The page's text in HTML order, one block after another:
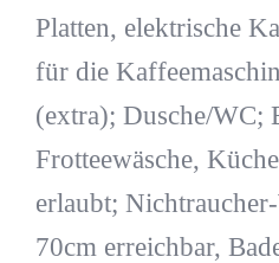
Platten, elektrische
für die
(extra); Dusche/WC;
Frotteewäsche,
erlaubt;
70cm erreichbar,